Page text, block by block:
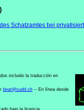
Schatzamtes bei
incluido la traducción en
beat@sudd.ch -- En línea desde